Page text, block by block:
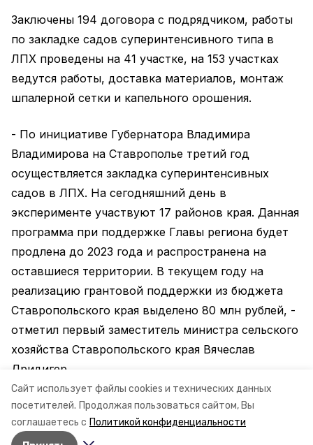
Сайт использует файлы cookies и технических данных
посетителей. Продолжая пользоваться сайтом, Вы
соглашаетесь с Политикой конфиденциальности
Заключены 194 договора с подрядчиком, работы
по закладке садов суперинтенсивного типа в
ЛПХ проведены на 41 участке, на 153 участках
ведутся работы, доставка материалов, монтаж
шпалерной сетки и капельного орошения.
- По инициативе Губернатора Владимира
Владимирова на Ставрополье третий год
осуществляется закладка суперинтенсивных
садов в ЛПХ. На сегодняшний день в
эксперименте участвуют 17 районов края. Данная
программа при поддержке Главы региона будет
продлена до 2023 года и распространена на
оставшиеся территории. В текущем году на
реализацию грантовой поддержки из бюджета
Ставропольского края выделено 80 млн рублей, -
отметил первый заместитель министра сельского
хозяйства Ставропольского края Вячеслав
Дридигер.
Информация: минсельхоз СК